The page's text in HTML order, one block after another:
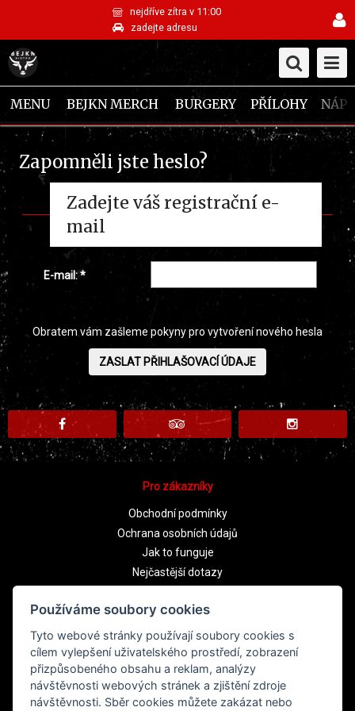
nejdříve zítra v 11:00
zadejte adresu
MENU BEJKN MERCH BURGERY PŘÍLOHY
Zapomněli jste heslo?
Zadejte váš registrační e-
mail
E-mail: *
Obratem vám zašleme pokyny pro vytvoření nového hesla
Pro zákazníky
Obchodní podmínky
Ochrana osobních údajů
Jak to funguje
Nejčastější dotazy
Používáme soubory cookies
Tyto webové stránky používají soubory cookies s
cílem vylepšení uživatelského prostředí, zobrazení
přizpůsobeného obsahu a reklam, analýzy
návštěvnosti webových stránek a zjištění zdroje
návštěvnosti. Sběr cookies můžete zakázat nebo